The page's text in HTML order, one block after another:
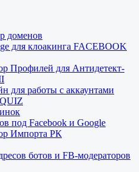
доменов
для клоакинга FACEBOOK
Профилей для Антидетект-
для работы с аккаунтами
под Facebook и Google
Импорта РК
ботов и FB-модераторов